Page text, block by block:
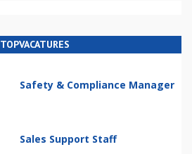
TOPVACATURES
Safety & Compliance Manager
Sales Support Staff